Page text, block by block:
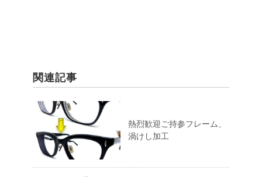
関連記事
熱烈歓迎ご持参フレーム、
渦けし加工